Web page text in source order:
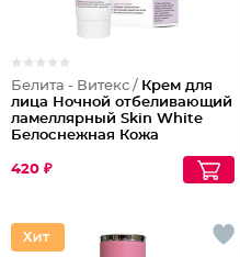
Белита - Витекс / Крем для
лица Ночной отбеливающий
ламеллярный Skin White
Белоснежная Кожа
420 ₽